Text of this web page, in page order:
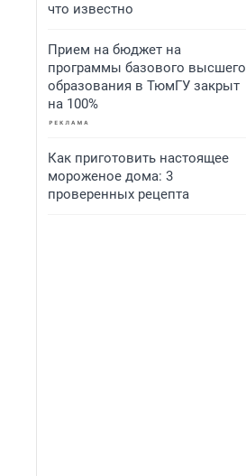
что известно
Прием на бюджет на
программы базового высшего
образования в ТюмГУ закрыт
на 100%
Как приготовить настоящее
мороженое дома: 3
проверенных рецепта